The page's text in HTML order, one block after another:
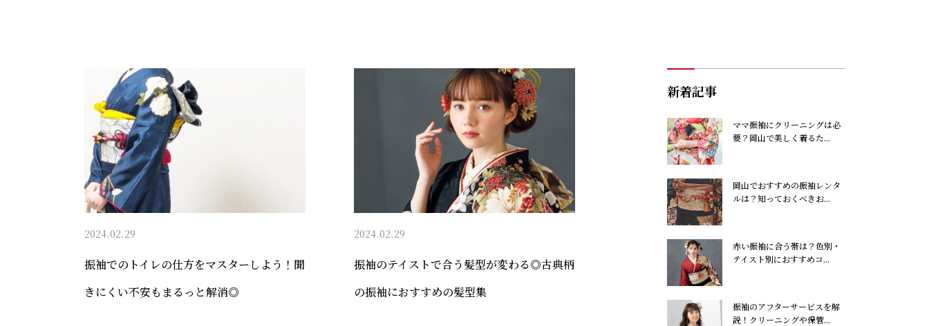
2024.02.29
振袖でのトイレの仕方をマスターしよう！聞
きにくい不安もまるっと解消◎
2024.02.29
振袖のテイストで合う髪型が変わる◎古典柄
の振袖におすすめの髪型集
新着記事
ママ振袖にクリーニングは必
要？岡山で美しく着るた...
岡山でおすすめの振袖レンタ
ルは？知っておくべきお...
赤い振袖に合う帯は？色別・
テイスト別におすすめコ...
振袖のアフターサービスを解
説！クリーニングや保管...